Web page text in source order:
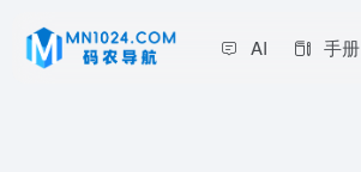
AI 手册